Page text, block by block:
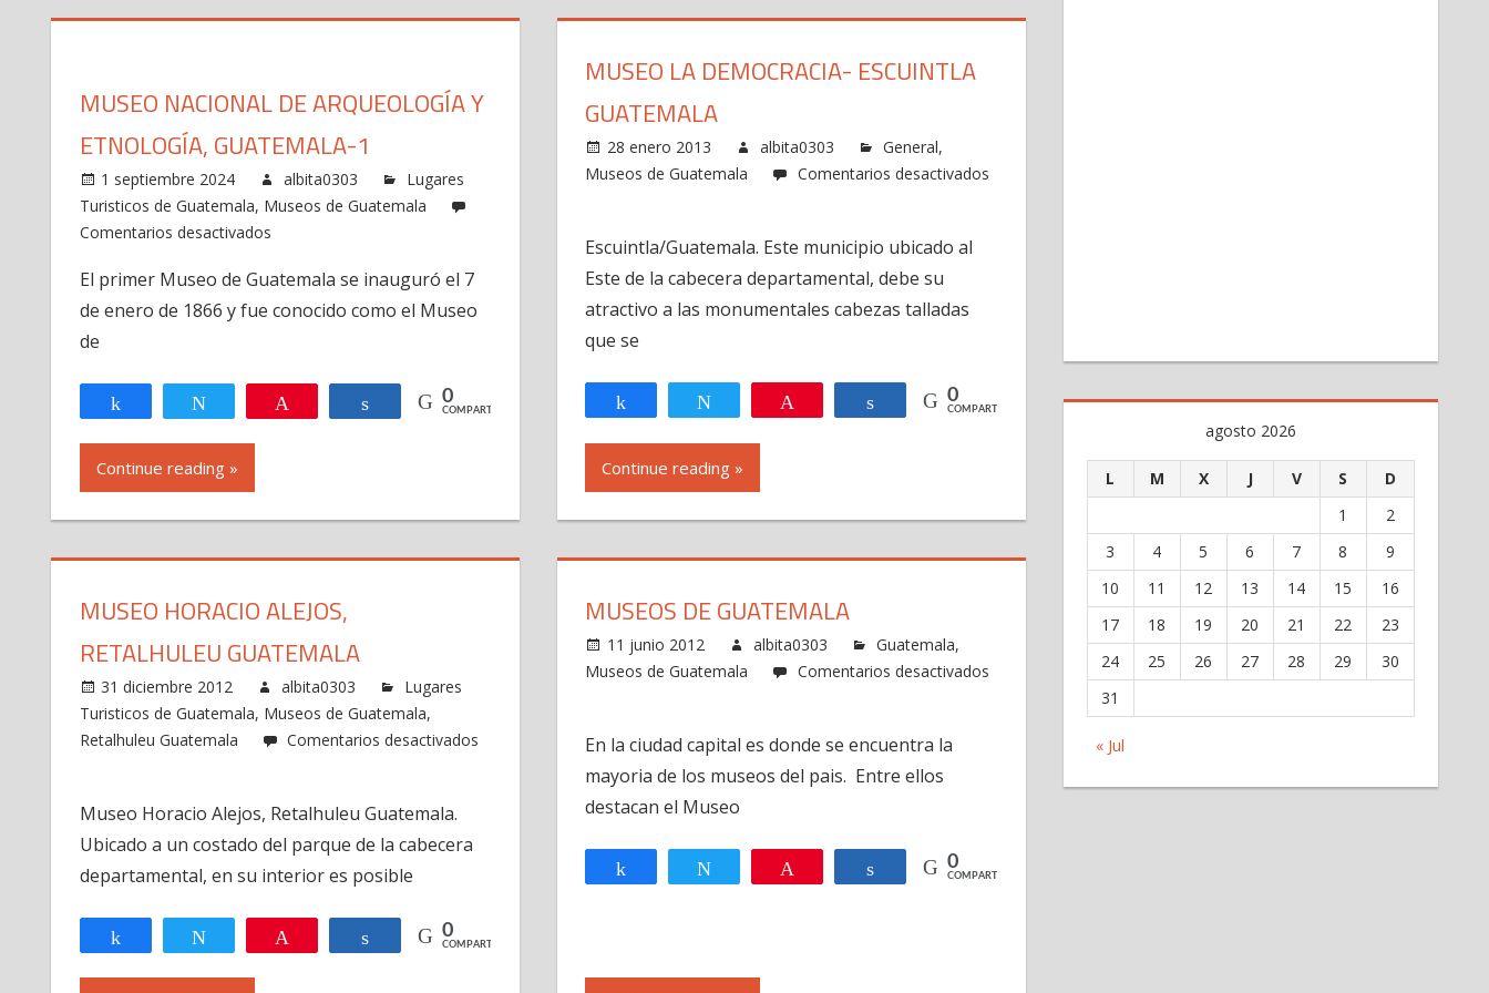
MUSEO NACIONAL DE ARQUEOLOGÍA Y
ETNOLOGÍA, GUATEMALA-1
1 septiembre 2024 albita0303
Lugares
Turisticos de Guatemala, Museos de Guatemala
Comentarios desactivadosen
Nacional
de
Etnología,
Guatemala-
El primer Museo de Guatemala se inauguró el 7
de enero de 1866 y fue conocido como el Museo
de
Compartir Compartir
0
COMPARTIR
Continue reading »
MUSEO LA DEMOCRACIA- ESCUINTLA
GUATEMALA
28 enero 2013 albita0303 General,
Museos de Guatemala
Comentarios desactivados
La
Democracia-
Escuintla
Escuintla/Guatemala. Este municipio ubicado al
Este de la cabecera departamental, debe su
atractivo a las monumentales cabezas talladas
que se
Compartir Twittear Compartir
0
COMPARTIR
Continue reading »
MUSEO HORACIO ALEJOS,
RETALHULEU GUATEMALA
31 diciembre 2012 albita0303
Lugares
Turisticos de Guatemala, Museos de Guatemala,
Retalhuleu Guatemala
Comentarios desactivados
Horacio
Alejos,
Retalhuleu
Museo Horacio Alejos, Retalhuleu Guatemala.
Ubicado a un costado del parque de la cabecera
departamental, en su interior es posible
Compartir Compartir
0
COMPARTIR
MUSEOS DE GUATEMALA
11 junio 2012 albita0303 Guatemala,
Museos de Guatemala
Comentarios desactivados
de
Guatemala
En la ciudad capital es donde se encuentra la
mayoria de los museos del pais. Entre ellos
destacan el Museo
Compartir Twittear Compartir
0
COMPARTIR
agosto 2026
L M X J V S D
« Jul
1
2
3
4 5 6 7 8
9
10
11 12 13 14 15
16
17
18 19 20 21 22
23
24
25 26 27 28 29
30
31